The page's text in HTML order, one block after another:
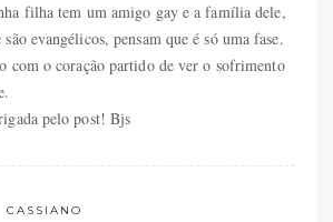
filha tem um amigo gay e a família dele,
são evangélicos, pensam que é só uma fase.
com o coração partido de ver o sofrimento
pelo post! Bjs
CASSIANO